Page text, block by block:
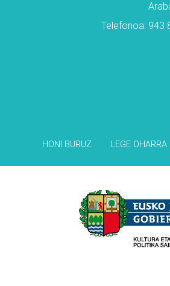
Telefonoa: 943
HONI BURUZ LEGE OHARRA